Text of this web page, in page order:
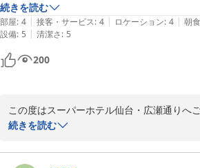
ームページの近隣駐車場のご案内がお役に
ざいます。また、温泉の混雑時についての
ありがとうございます。皆様により快適に
今後も工夫を重ねてまいります。
コンサート後のご宿泊で、仙台でのご滞在
ことをうれしく思います。朝食の焼き立て
のビュッフェやウェルカムバーなどもご用
回もぜひお試しください。
続きを読む
部屋: 4 | 接客・サービス: 4 | ロケーション: 4 | 朝食
設備: 5 | 清潔さ: 5
200
この度はスーパーホテル仙台・広瀬通りへ
誠にありがとうございます。大切なご出張
続きを読む